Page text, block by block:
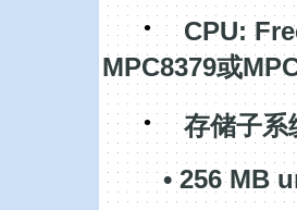
·
CPU:
MPC8379或
· 存储子系
• 256 MB